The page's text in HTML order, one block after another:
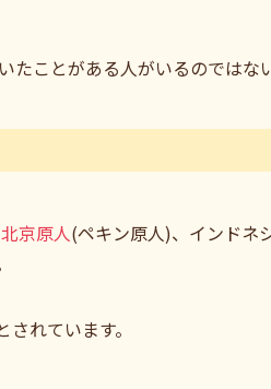
たことがある人がいるのではな
北京原人(ペキン原人)、インドネ
れています。